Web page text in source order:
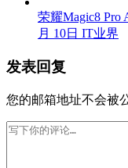
荣耀Magic8 Pro
月 10日 IT业界
发表回复
您的邮箱地址不会被